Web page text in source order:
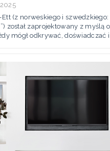
został zaprojektowany z myślą
mógł odkrywać, doświadczać
wysokiej klasy system